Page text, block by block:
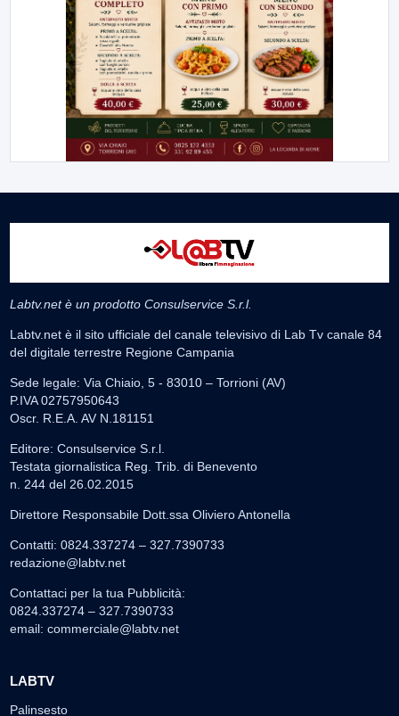
Labtv.net è un prodotto Consulservice S.r.l.
Labtv.net è il sito ufficiale del canale televisivo di Lab Tv canale 84
del digitale terrestre Regione Campania
Sede legale: Via Chiaio, 5 - 83010 – Torrioni (AV)
P.IVA 02757950643
Oscr. R.E.A. AV N.181151
Editore: Consulservice S.r.l.
Testata giornalistica Reg. Trib. di Benevento
n. 244 del 26.02.2015
Direttore Responsabile Dott.ssa Oliviero Antonella
Contatti: 0824.337274 – 327.7390733
redazione@labtv.net
Contattaci per la tua Pubblicità:
0824.337274 – 327.7390733
email: commerciale@labtv.net
LABTV
Palinsesto